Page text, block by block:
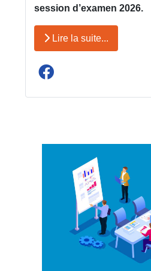
session d’examen 2026.
Lire la suite...